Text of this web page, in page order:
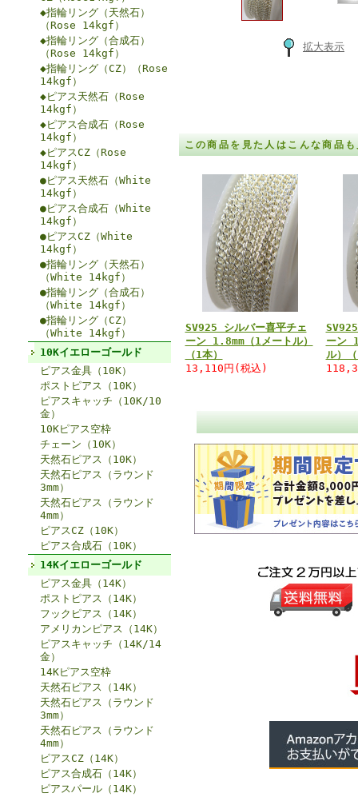
◆指輪リング（天然石）
（Rose 14kgf）
◆指輪リング（合成石）
（Rose 14kgf）
◆指輪リング（CZ）（Rose
14kgf）
◆ピアス天然石（Rose
14kgf）
◆ピアス合成石（Rose
14kgf）
◆ピアスCZ（Rose
14kgf）
●ピアス天然石（White
14kgf）
●ピアス合成石（White
14kgf）
●ピアスCZ（White
14kgf）
●指輪リング（天然石）
（White 14kgf）
●指輪リング（合成石）
（White 14kgf）
●指輪リング（CZ）
（White 14kgf）
10Kイエローゴールド
ピアス金具（10K）
ポストピアス（10K）
ピアスキャッチ（10K/10
金）
10Kピアス空枠
チェーン（10K）
天然石ピアス（10K）
天然石ピアス（ラウンド
3mm）
天然石ピアス（ラウンド
4mm）
ピアスCZ（10K）
ピアス合成石（10K）
14Kイエローゴールド
ピアス金具（14K）
ポストピアス（14K）
フックピアス（14K）
アメリカンピアス（14K）
ピアスキャッチ（14K/14
金）
14Kピアス空枠
天然石ピアス（14K）
天然石ピアス（ラウンド
3mm）
天然石ピアス（ラウンド
4mm）
ピアスCZ（14K）
ピアス合成石（14K）
ピアスパール（14K）
拡大表示
この商品を見た人はこんな商品
SV925 シルバー喜平チェ
ーン 1.8mm（1メートル）
（1本）
13,110円(税込)
ーン
ル）